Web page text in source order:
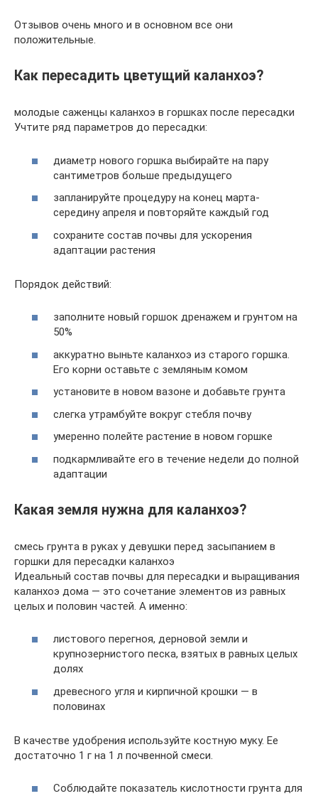
Отзывов очень много и в основном все они
положительные.
Как пересадить цветущий каланхоэ?
молодые саженцы каланхоэ в горшках после пересадки
Учтите ряд параметров до пересадки:
диаметр нового горшка выбирайте на пару
сантиметров больше предыдущего
запланируйте процедуру на конец марта-
середину апреля и повторяйте каждый год
сохраните состав почвы для ускорения
адаптации растения
Порядок действий:
заполните новый горшок дренажем и грунтом на
50%
аккуратно выньте каланхоэ из старого горшка.
Его корни оставьте с земляным комом
установите в новом вазоне и добавьте грунта
слегка утрамбуйте вокруг стебля почву
умеренно полейте растение в новом горшке
подкармливайте его в течение недели до полной
адаптации
Какая земля нужна для каланхоэ?
смесь грунта в руках у девушки перед засыпанием в
горшки для пересадки каланхоэ
Идеальный состав почвы для пересадки и выращивания
каланхоэ дома — это сочетание элементов из равных
целых и половин частей. А именно:
листового перегноя, дерновой земли и
крупнозернистого песка, взятых в равных целых
долях
древесного угля и кирпичной крошки — в
половинах
В качестве удобрения используйте костную муку. Ее
достаточно 1 г на 1 л почвенной смеси.
Соблюдайте показатель кислотности грунта для